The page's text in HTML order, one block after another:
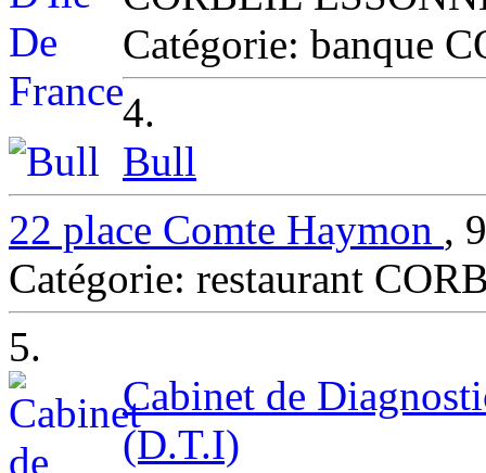
Catégorie: banque
4.
Bull
22 place Comte Haymon ,
Catégorie: restaurant
5.
Cabinet de
(D.T.I)